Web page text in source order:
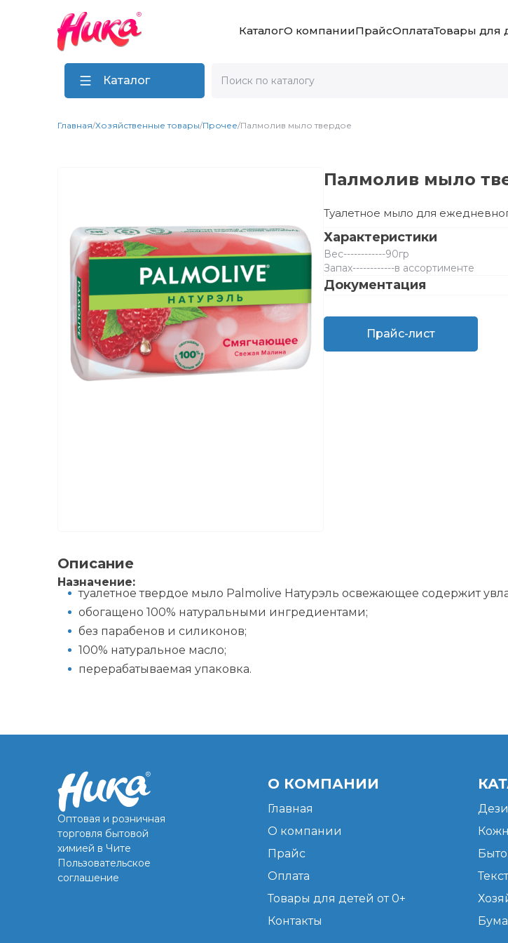
КаталогО компанииПрайсОплатаТовары для
Каталог
Главная/Хозяйственные товары/Прочее/Палмолив мыло твердое
Палмолив мыло
Туалетное мыло для
Характеристики
Вес------------90гр
Запах------------в ассортименте
Документация
Прайс-лист
Описание
Назначение:
туалетное твердое мыло Palmolive Натурэль освежающее содержит
обогащено 100% натуральными ингредиентами;
без парабенов и силиконов;
100% натуральное масло;
перерабатываемая упаковка.
Оптовая и розничная
торговля бытовой
химией в Чите
Пользовательское
соглашение
О КОМПАНИИ
Главная
О компании
Прайс
Оплата
Товары для детей от 0+
Контакты